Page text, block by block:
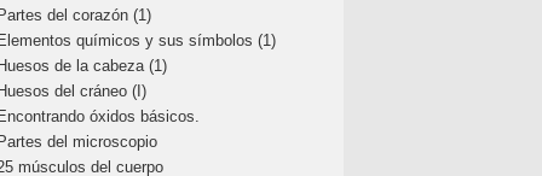
del corazón (1)
químicos y sus símbolos (1)
de la cabeza (1)
del cráneo (I)
óxidos básicos.
del microscopio
músculos del cuerpo